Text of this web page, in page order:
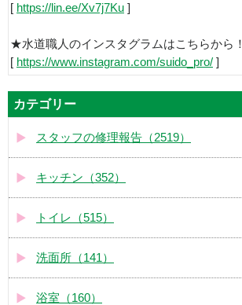
[ https://lin.ee/Xv7j7Ku ]
★水道職人のインスタグラムはこちらから！
[ https://www.instagram.com/suido_pro/ ]
カテゴリー
スタッフの修理報告（2519）
キッチン（352）
トイレ（515）
洗面所（141）
浴室（160）